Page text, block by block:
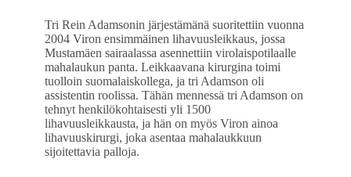
Tri Rein Adamsonin järjestämänä suoritettiin vuonna
2004 Viron ensimmäinen lihavuusleikkaus, jossa
Mustamäen sairaalassa asennettiin virolaispotilaalle
mahalaukun panta. Leikkaavana kirurgina toimi
tuolloin suomalaiskollega, ja tri Adamson oli
assistentin roolissa. Tähän mennessä tri Adamson on
tehnyt henkilökohtaisesti yli 1500
lihavuusleikkausta, ja hän on myös Viron ainoa
lihavuuskirurgi, joka asentaa mahalaukkuun
sijoitettavia palloja.